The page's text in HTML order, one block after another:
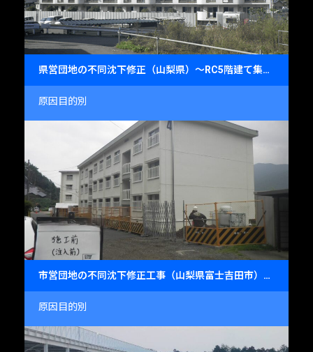
県営団地の不同沈下修正（山梨県）～RC5階建て集合住宅の基礎沈下対策～
原因目的別
市営団地の不同沈下修正工事（山梨県富士吉田市）～RC3階建て住宅の安全復元～
原因目的別